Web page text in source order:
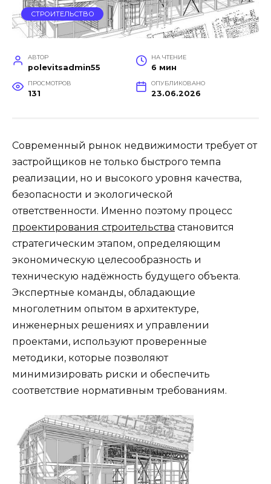
СТРОИТЕЛЬСТВО
АВТОР
polevitsadmin55
НА ЧТЕНИЕ
6 мин
ПРОСМОТРОВ
131
ОПУБЛИКОВАНО
23.06.2026
Современный рынок недвижимости требует от
застройщиков не только быстрого темпа
реализации, но и высокого уровня качества,
безопасности и экологической
ответственности. Именно поэтому процесс
проектирования строительства становится
стратегическим этапом, определяющим
экономическую целесообразность и
техническую надёжность будущего объекта.
Экспертные команды, обладающие
многолетним опытом в архитектуре,
инженерных решениях и управлении
проектами, используют проверенные
методики, которые позволяют
минимизировать риски и обеспечить
соответствие нормативным требованиям.